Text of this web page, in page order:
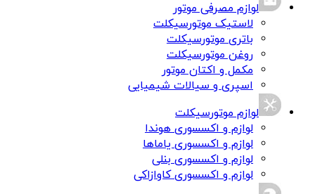
لوازم مصرفی موتور
لاستیک موتورسیکلت
باتری موتورسیکلت
روغن موتورسیکلت
مکمل و اکتان موتور
اسپری و سیالات شیمیایی
لوازم موتورسیکلت
لوازم و اکسسوری هوندا
لوازم و اکسسوری یاماها
لوازم و اکسسوری بنلی
لوازم و اکسسوری کاوازاکی